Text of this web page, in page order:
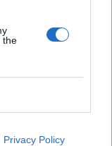
the
Privacy Policy